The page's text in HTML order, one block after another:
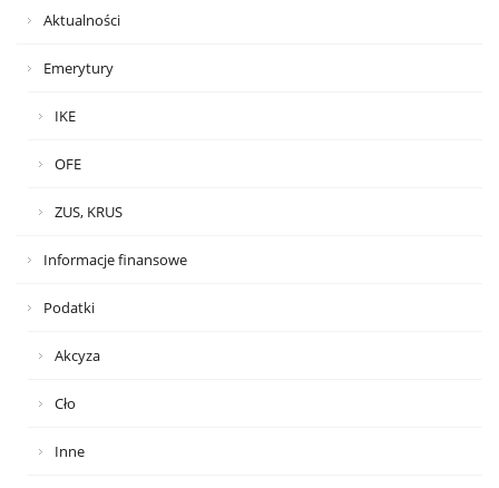
Aktualności
Emerytury
IKE
OFE
ZUS, KRUS
Informacje finansowe
Podatki
Akcyza
Cło
Inne